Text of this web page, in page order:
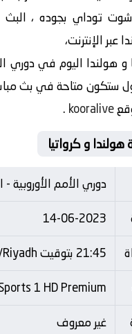
توداي بجوده ، البث
عبر الإنترنت،
و هولندا اليوم في دوري
ستكون متاحة في بث
kooralive
.
هولندا و كرواتيا
دوري الأمم الأوروبية
14-06-2023
21:45 بتوقيت Asia/Riyadh
1 HD Premium
غير معروف